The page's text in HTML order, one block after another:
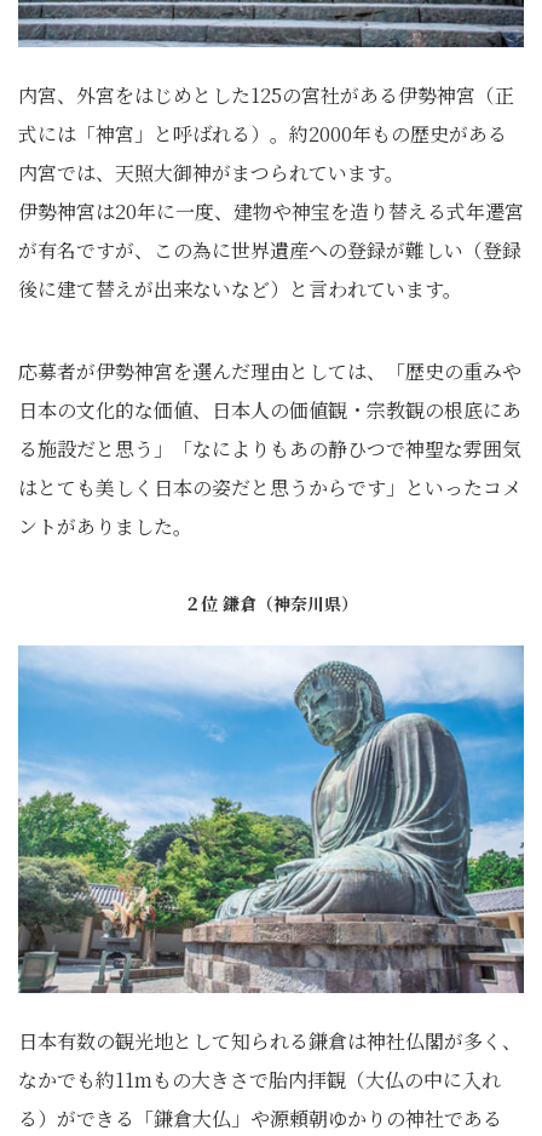
内宮、外宮をはじめとした125の宮社がある伊勢神宮（正
式には「神宮」と呼ばれる）。約2000年もの歴史がある
内宮では、天照大御神がまつられています。
伊勢神宮は20年に一度、建物や神宝を造り替える式年遷宮
が有名ですが、この為に世界遺産への登録が難しい（登録
後に建て替えが出来ないなど）と言われています。
応募者が伊勢神宮を選んだ理由としては、「歴史の重みや
日本の文化的な価値、日本人の価値観・宗教観の根底にあ
る施設だと思う」「なによりもあの静ひつで神聖な雰囲気
はとても美しく日本の姿だと思うからです」といったコメ
ントがありました。
２位 鎌倉（神奈川県）
日本有数の観光地として知られる鎌倉は神社仏閣が多く、
なかでも約11mもの大きさで胎内拝観（大仏の中に入れ
る）ができる「鎌倉大仏」や源頼朝ゆかりの神社である